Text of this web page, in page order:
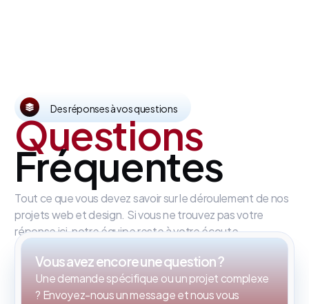
Des réponses à vos questions
Questions
Fréquentes
Tout ce que vous devez savoir sur le déroulement de nos
projets web et design. Si vous ne trouvez pas votre
réponse ici, notre équipe reste à votre écoute.
Vous avez encore une question ?
Une demande spécifique ou un projet complexe
? Envoyez-nous un message et nous vous